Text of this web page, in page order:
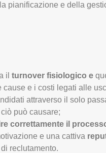
pianificazione e della
il turnover fisiologico e
cause e i costi legati alle
attraverso il solo
può causare;
correttamente il
e una cattiva
reclutamento.